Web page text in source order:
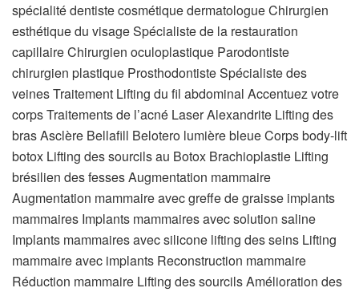
spécialité dentiste cosmétique dermatologue Chirurgien
esthétique du visage Spécialiste de la restauration
capillaire Chirurgien oculoplastique Parodontiste
chirurgien plastique Prosthodontiste Spécialiste des
veinesTraitement Lifting du fil abdominal Accentuez votre
corps Traitements de l’acné Laser Alexandrite Lifting des
bras Asclère Bellafill Belotero lumière bleue Corps body-lift
botox Lifting des sourcils au Botox Brachioplastie Lifting
brésilien des fesses Augmentation mammaire
Augmentation mammaire avec greffe de graisse implants
mammaires Implants mammaires avec solution saline
Implants mammaires avec silicone lifting des seins Lifting
mammaire avec implants Reconstruction mammaire
Réduction mammaire Lifting des sourcils Amélioration des